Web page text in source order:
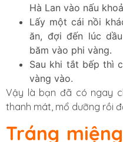
Hà Lan vào nấu
Lấy một cái nồi
ăn, đợi đến lúc
băm vào phi vàng.
Sau khi tắt bếp thì
vàng vào.
Vậy là bạn đã có ngay
thanh mát, mổ dưỡng rồi
Tráng